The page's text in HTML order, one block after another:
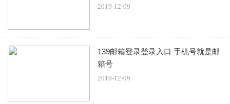
2、又双叒来咯！每月三款冰淇淋，连着打卡。本月：水泥
色滴灰小椰，和全家的椰子灰一样，但是感觉不如全家的好
2019-12-09
139邮箱登录登录入口 手机号就是邮
箱号
2019-12-09